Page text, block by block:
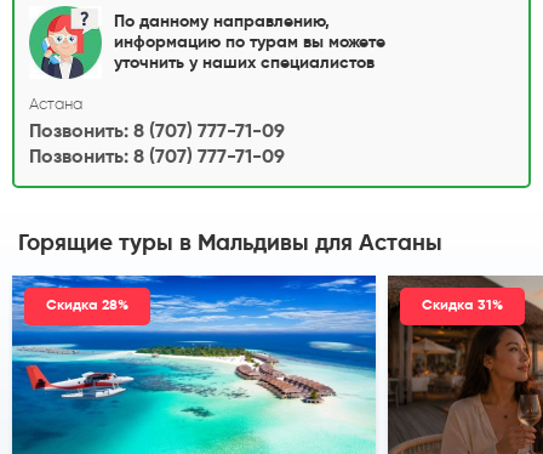
По данному направлению,
информацию по турам вы можете
уточнить у наших специалистов
Астана
Позвонить: 8 (707) 777-71-09
Позвонить: 8 (707) 777-71-09
Горящие туры в Мальдивы для Астаны
Скидка 28% Скидка 31%